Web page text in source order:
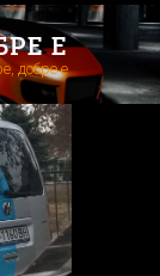
Е
добре е